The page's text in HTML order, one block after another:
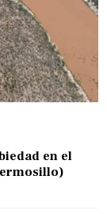
en el